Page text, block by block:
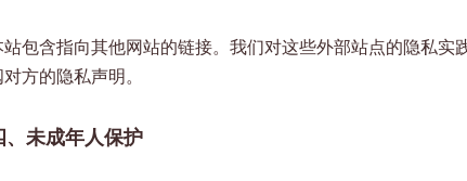
包含指向其他网站的链接。我们对这些外部站点的隐私实
方的隐私声明。
、未成年人保护